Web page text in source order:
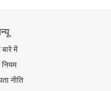
बारे में
नीति